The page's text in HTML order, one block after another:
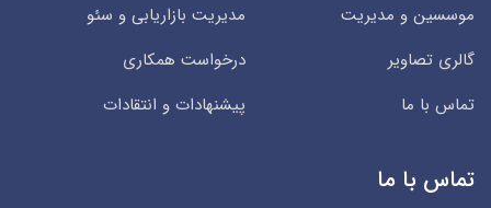
موسسین و مدیریت
مدیریت بازاریابی و سئو
گالری تصاویر
درخواست همکاری
تماس با ما
پیشنهادات و انتقادات
تماس با ما